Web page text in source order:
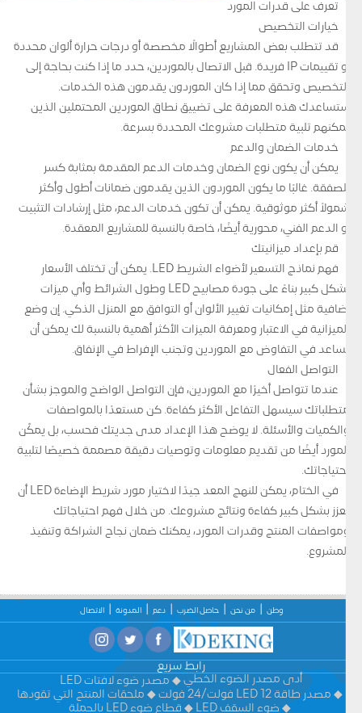
تعرف على قدرات المورد
خيارات التخصيص
قد تتطلب بعض المشاريع أطوالًا مخصصة أو درجات حرارة ألوان محددة
أو تقييمات IP فريدة. قبل الاتصال بالموردين، حدد ما إذا كنت بحاجة إلى
التخصيص وتحقق مما إذا كان الموردون يقدمون هذه الخدمات.
ستساعدك هذه المعرفة على تضييق نطاق الموردين المحتملين الذين
يمكنهم تلبية متطلبات مشروعك المحددة بسرعة.
خدمات الضمان والدعم
يمكن أن يكون نوع الضمان وخدمات الدعم المقدمة بمثابة كسر
للصفقة. غالبًا ما يكون الموردون الذين يقدمون ضمانات أطول وأكثر
شمولاً أكثر موثوقية. يمكن أن تكون خدمات الدعم، مثل إرشادات التثبيت
أو الدعم الفني، محورية أيضًا، خاصة بالنسبة للمشاريع المعقدة.
قم بإعداد ميزانيتك
فهم نماذج التسعير لأضواء الشريط LED. يمكن أن تختلف الأسعار
بشكل كبير بناءً على جودة مصابيح LED وطول الشرائط وأي ميزات
إضافية مثل إمكانيات تغيير الألوان أو التوافق مع المنزل الذكي. إن وضع
الميزانية في الاعتبار ومعرفة الميزات الأكثر أهمية بالنسبة لك يمكن أن
يساعد في التفاوض مع الموردين وتجنب الإفراط في الإنفاق.
التواصل الفعال
عندما تتواصل أخيرًا مع الموردين، فإن التواصل الواضح والموجز بشأن
متطلباتك سيسهل التفاعل الأكثر كفاءة. كن مستعدًا بالمواصفات
والكميات والأسئلة. لا يوضح هذا الإعداد مدى جديتك فحسب، بل يمكّن
المورد أيضًا من تقديم معلومات وتوصيات دقيقة مصممة خصيصًا لتلبية
احتياجاتك.
في الختام، يمكن للنهج المعد جيدًا لاختيار مورد شريط الإضاءة LED أن
يعزز بشكل كبير كفاءة ونتائج مشروعك. من خلال فهم احتياجاتك
ومواصفات المنتج وقدرات المورد، يمكنك ضمان نجاح الشراكة وتنفيذ
المشروع.
وطن من نحن حاصل الضرب دعم المدونة الاتصال
رابط سريع
أدى مصدر الضوء الخطي
مصدر ضوء لافتات LED
مصدر طاقة LED 12 فولت/24 فولت
ملحقات المنتج التي تقودها
ضوء السقف LED
قطاع ضوء LED بالجملة